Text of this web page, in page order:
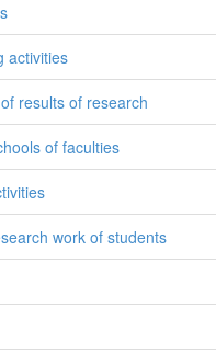
activities
results of research
of faculties
work of students